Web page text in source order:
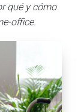
qué y cómo
office.